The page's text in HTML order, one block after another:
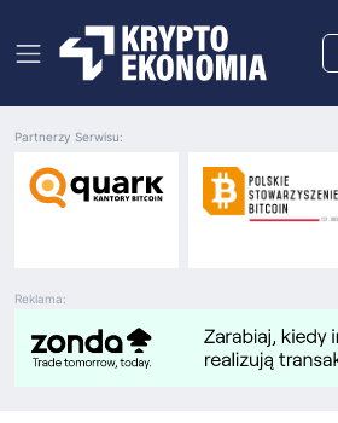
Reklama:
Partnerzy Serwisu: